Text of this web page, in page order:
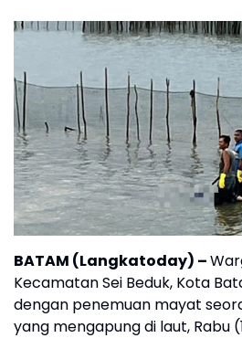
BATAM (Langkatoday) –
Kecamatan Sei Beduk, Kota
dengan penemuan mayat
yang mengapung di laut, Rabu